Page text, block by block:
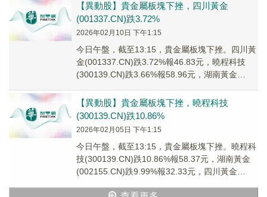
【異動股】貴金屬板塊下挫，四川黃金
(001337.CN)跌3.72%
2026年02月10日 下午1:15
今日午盤，截至13:15，貴金屬板塊下挫。四川黃
金(001337.CN)跌3.72%報46.83元，曉程科技
(300139.CN)跌3.66%報58.96元，湖南黃金
【異動股】貴金屬板塊下挫，曉程科技
(300139.CN)跌10.86%
2026年02月05日 下午1:15
今日午盤，截至13:15，貴金屬板塊下挫。曉程科
技(300139.CN)跌10.86%報58.37元，湖南黃金
(002155.CN)跌9.99%報32.33元，四川黃金